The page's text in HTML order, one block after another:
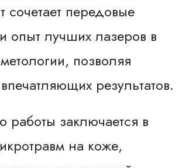
сочетает передовые
опыт лучших лазеров в
позволяя
результатов.
работы заключается в
на коже,